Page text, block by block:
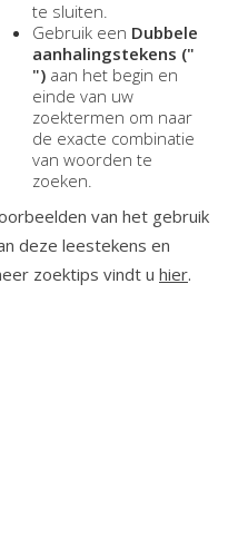
te sluiten.
Gebruik een Dubbele
aanhalingstekens ("
") aan het begin en
einde van uw
zoektermen om naar
de exacte combinatie
van woorden te
zoeken.
van het gebruik
deze leestekens en
zoektips vindt u hier.